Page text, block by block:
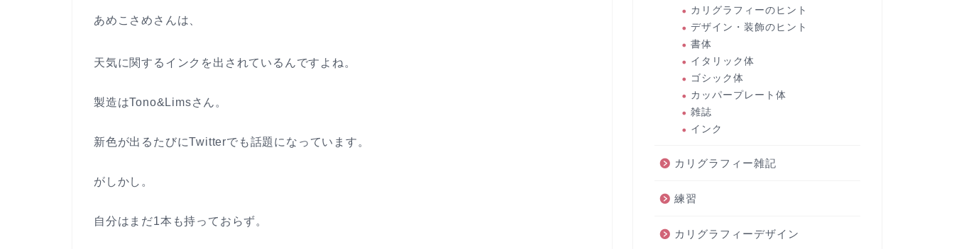
あめこさめさんは、
天気に関するインクを出されているんですよね。
製造はTono&Limsさん。
新色が出るたびにTwitterでも話題になっています。
がしかし。
自分はまだ1本も持っておらず。
カリグラフィーのヒント
デザイン・装飾のヒント
書体
イタリック体
ゴシック体
カッパープレート体
雑誌
インク
カリグラフィー雑記
練習
カリグラフィーデザイン